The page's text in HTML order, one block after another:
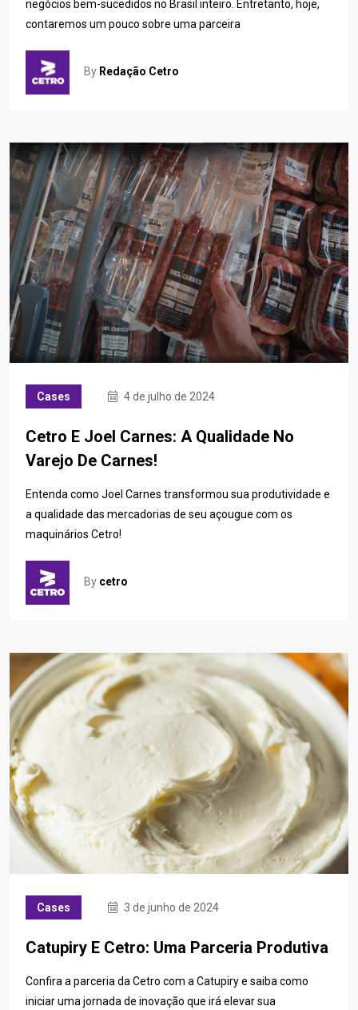
negócios bem-sucedidos no Brasil inteiro. Entretanto, hoje,
contaremos um pouco sobre uma parceira
By Redação Cetro
Cases 4 de julho de 2024
Cetro E Joel Carnes: A Qualidade No
Varejo De Carnes!
Entenda como Joel Carnes transformou sua produtividade e
a qualidade das mercadorias de seu açougue com os
maquinários Cetro!
By cetro
Cases 3 de junho de 2024
Catupiry E Cetro: Uma Parceria Produtiva
Confira a parceria da Cetro com a Catupiry e saiba como
iniciar uma jornada de inovação que irá elevar sua